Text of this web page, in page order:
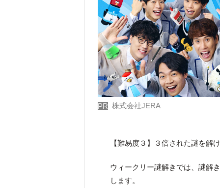
PR 株式会社JERA
【難易度３】３倍された謎を解
ウィークリー謎解きでは、謎解
します。